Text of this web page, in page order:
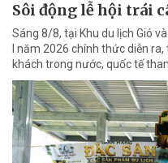
Sôi động lễ hội trái
Sáng 8/8, tại Khu du lịch Gió
I năm 2026 chính thức diễn
khách trong nước, quốc tế